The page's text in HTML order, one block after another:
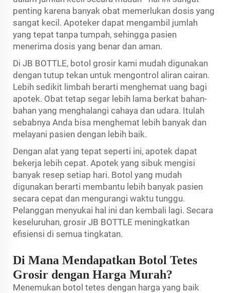
penting karena banyak obat memerlukan dosis yang
sangat kecil. Apoteker dapat mengambil jumlah
yang tepat tanpa tumpah, sehingga pasien
menerima dosis yang benar dan aman.
Di JB BOTTLE, botol grosir kami mudah digunakan
dengan tutup tekan untuk mengontrol aliran cairan.
Lebih sedikit limbah berarti menghemat uang bagi
apotek. Obat tetap segar lebih lama berkat bahan-
bahan yang menghalangi cahaya dan udara. Itulah
sebabnya Anda bisa menghemat lebih banyak dan
melayani pasien dengan lebih baik.
Dengan alat yang tepat seperti ini, apotek dapat
bekerja lebih cepat. Apotek yang sibuk mengisi
banyak resep setiap hari. Botol yang mudah
digunakan berarti membantu lebih banyak pasien
secara cepat dan mengurangi waktu tunggu.
Pelanggan menyukai hal ini dan kembali lagi. Secara
keseluruhan, grosir JB BOTTLE meningkatkan
efisiensi di semua tingkatan.
Di Mana Mendapatkan Botol Tetes
Grosir dengan Harga Murah?
Menemukan botol tetes dengan harga yang baik